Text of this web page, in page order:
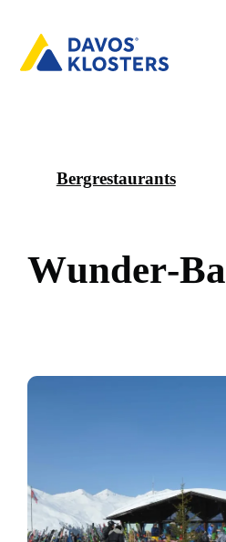
Bergrestaurants
Wunder-Ba